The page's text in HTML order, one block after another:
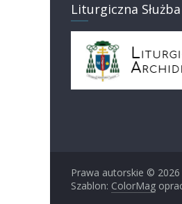
Liturgiczna
Prawa autorskie © 2026
Szablon: ColorMag